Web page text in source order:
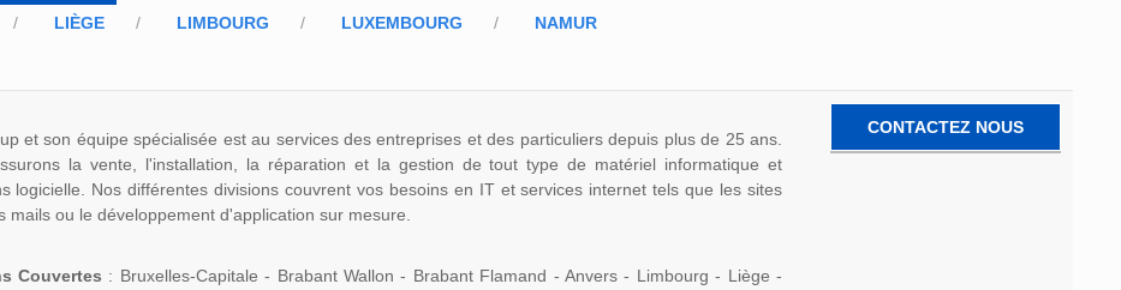
LIÈGE
LIMBOURG LUXEMBOURG NAMUR
et son équipe spécialisée est au services des entreprises et des particuliers depuis plus de 25 ans.
la vente, l'installation, la réparation et la gestion de tout type de matériel informatique et
logicielle. Nos différentes divisions couvrent vos besoins en IT et services internet tels que les sites
mails ou le développement d'application sur mesure.
Couvertes : Bruxelles-Capitale - Brabant Wallon - Brabant Flamand - Anvers - Limbourg - Liège -
CONTACTEZ NOUS